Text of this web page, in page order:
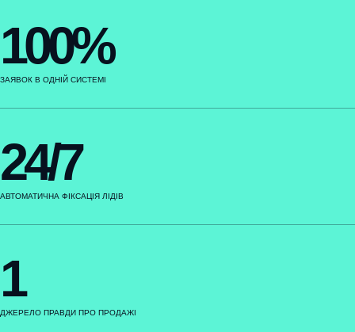
100%
ЗАЯВОК В ОДНІЙ СИСТЕМІ
24/7
АВТОМАТИЧНА ФІКСАЦІЯ ЛІДІВ
1
ДЖЕРЕЛО ПРАВДИ ПРО ПРОДАЖІ